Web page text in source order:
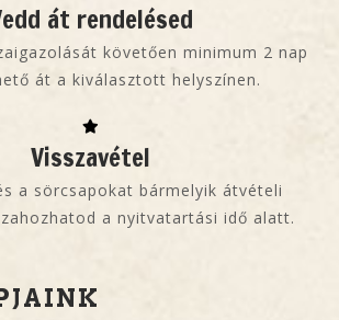
át rendelésed
követően minimum 2 nap
át a kiválasztott helyszínen.
Visszavétel
a sörcsapokat bármelyik átvételi
a nyitvatartási idő alatt.